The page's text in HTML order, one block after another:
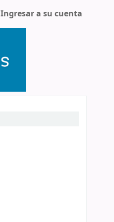
Ingresar a su cuenta